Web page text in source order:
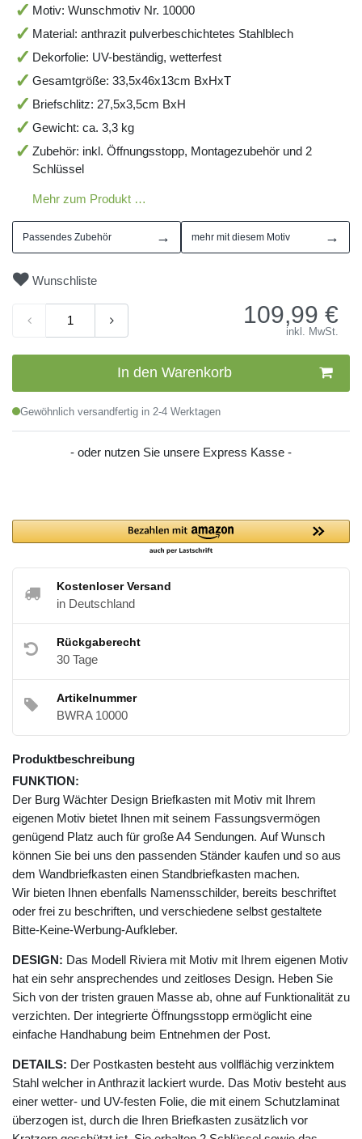
Motiv: Wunschmotiv Nr. 10000
Material: anthrazit pulverbeschichtetes Stahlblech
Dekorfolie: UV-beständig, wetterfest
Gesamtgröße: 33,5x46x13cm BxHxT
Briefschlitz: 27,5x3,5cm BxH
Gewicht: ca. 3,3 kg
Zubehör: inkl. Öffnungsstopp, Montagezubehör und 2
Schlüssel
Mehr zum Produkt …
Passendes Zubehör → mehr mit diesem Motiv →
Wunschliste
109,99 €
inkl. MwSt.
In den Warenkorb
Gewöhnlich versandfertig in 2-4 Werktagen
- oder nutzen Sie unsere Express Kasse -
Kostenloser Versand
in Deutschland
Rückgaberecht
30 Tage
Artikelnummer
BWRA 10000
Produktbeschreibung
FUNKTION:
Der Burg Wächter Design Briefkasten mit Motiv mit Ihrem
eigenen Motiv bietet Ihnen mit seinem Fassungsvermögen
genügend Platz auch für große A4 Sendungen. Auf Wunsch
können Sie bei uns den passenden Ständer kaufen und so aus
dem Wandbriefkasten einen Standbriefkasten machen.
Wir bieten Ihnen ebenfalls Namensschilder, bereits beschriftet
oder frei zu beschriften, und verschiedene selbst gestaltete
Bitte-Keine-Werbung-Aufkleber.
DESIGN: Das Modell Riviera mit Motiv mit Ihrem eigenen Motiv
hat ein sehr ansprechendes und zeitloses Design. Heben Sie
Sich von der tristen grauen Masse ab, ohne auf Funktionalität zu
verzichten. Der integrierte Öffnungsstopp ermöglicht eine
einfache Handhabung beim Entnehmen der Post.
DETAILS: Der Postkasten besteht aus vollflächig verzinktem
Stahl welcher in Anthrazit lackiert wurde. Das Motiv besteht aus
einer wetter- und UV-festen Folie, die mit einem Schutzlaminat
überzogen ist, durch die Ihren Briefkasten zusätzlich vor